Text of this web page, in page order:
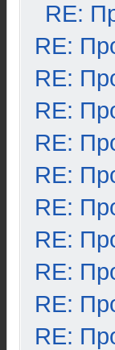
RE:
RE:
RE:
RE:
RE:
RE:
RE:
RE:
RE:
RE:
RE: